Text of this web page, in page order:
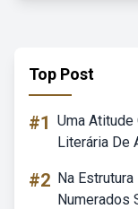
Top Post
#1 Uma Atitude
Literária De
#2 Na
Numerados